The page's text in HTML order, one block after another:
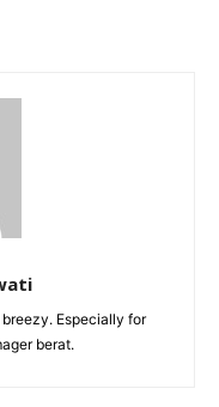
Especially for
berat.